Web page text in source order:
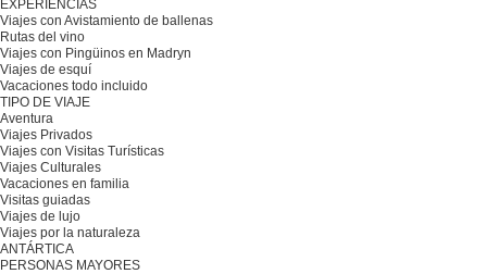
EXPERIENCIAS
Viajes con Avistamiento de ballenas
Rutas del vino
Viajes con Pingüinos en Madryn
Viajes de esquí
Vacaciones todo incluido
TIPO DE VIAJE
Aventura
Viajes Privados
Viajes con Visitas Turísticas
Viajes Culturales
Vacaciones en familia
Visitas guiadas
Viajes de lujo
Viajes por la naturaleza
ANTÁRTICA
PERSONAS MAYORES